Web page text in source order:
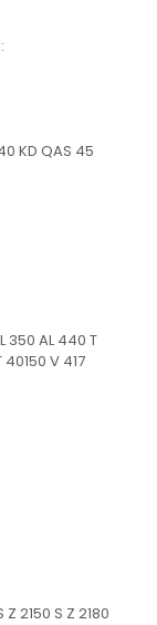
KD QAS 45
350 AL 440 T
V 417
Z 2150 S Z 2180